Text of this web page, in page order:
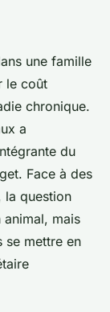
avec
de
une famille
le coût
chronique.
a
du
Face à des
la question
animal, mais
se mettre en